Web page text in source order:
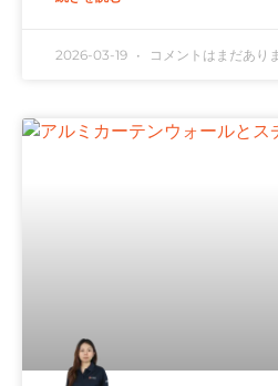
2026-03-19 コメントはまだあり